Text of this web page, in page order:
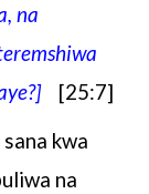
na
[25:7]
kwa
na